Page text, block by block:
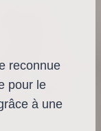
reconnue
pour le
à une